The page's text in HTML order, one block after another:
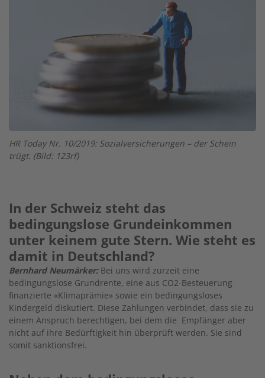
HR Today Nr. 10/2019: Sozialversicherungen – der Schein
trügt. (Bild: 123rf)
In der Schweiz steht das
bedingungslose Grundeinkommen
unter keinem gute Stern. Wie steht es
damit in Deutschland?
Bernhard Neumärker:Bei uns wird zurzeit eine
bedingungslose Grundrente, eine aus CO2-Besteuerung
finanzierte «Klimaprämie» sowie ein bedingungsloses
Kindergeld diskutiert. Diese Zahlungen verbindet, dass sie zu
einem Anspruch berechtigen, bei dem die Empfänger aber
nicht auf ihre Bedürftigkeit hin überprüft werden. Sie sind
somit sanktionsfrei.